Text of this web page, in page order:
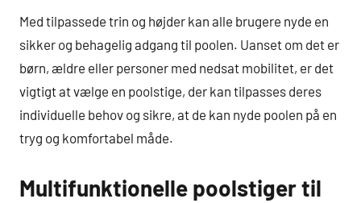
Med tilpassede trin og højder kan alle brugere nyde en
sikker og behagelig adgang til poolen. Uanset om det er
børn, ældre eller personer med nedsat mobilitet, er det
vigtigt at vælge en poolstige, der kan tilpasses deres
individuelle behov og sikre, at de kan nyde poolen på en
tryg og komfortabel måde.
Multifunktionelle poolstiger til